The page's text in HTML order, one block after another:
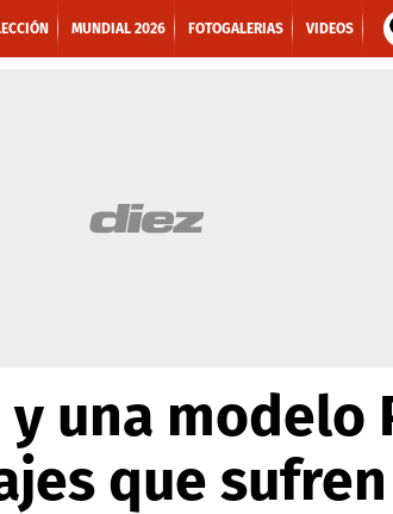
MUNDIAL 2026 FOTOGALERIAS VIDEOS
y una modelo
que